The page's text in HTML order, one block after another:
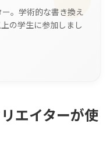
。学術的な書き換え
の学生に参加しまし
エイターが使